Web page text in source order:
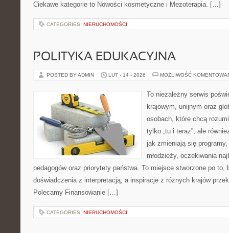
Ciekawe kategorie to Nowości kosmetyczne i Mezoterapia. […]
CATEGORIES: NIERUCHOMOŚCI
POLITYKA EDUKACYJNA
POSTED BY ADMIN LUT - 14 - 2026 MOŻLIWOŚĆ
To niezależny serwis
krajowym, unijnym oraz
osobach, które chcą
tylko „tu i teraz”, ale
jak zmieniają się
młodzieży, oczekiwania
pedagogów oraz priorytety państwa. To miejsce stworzone po to,
doświadczenia z interpretacją, a inspiracje z różnych krajów
Polecamy Finansowanie […]
CATEGORIES: NIERUCHOMOŚCI